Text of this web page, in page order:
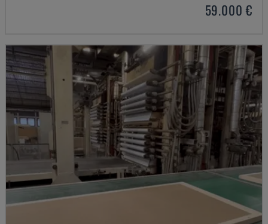
59.000 €